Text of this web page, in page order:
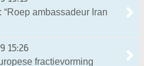
ambassadeur Iran
15:26
fractievorming